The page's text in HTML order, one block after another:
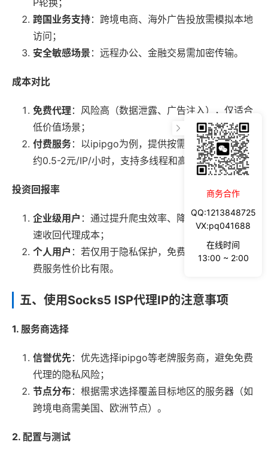
P轮换；
跨国业务支持：跨境电商、海外广告投放需模拟本地
访问；
安全敏感场景 ：远程办公、金融交易需加密传输。
成本对比
免费代理 ：风险高（数据泄露、广告注入），仅适合
低价值场景；
付费服务：以ipipgo为例，提供按需计费套餐，单价
约0.5-2元/IP/小时，支持多线程和高并发。
投资回报率
企业级用户 ：通过提升爬虫效率、降低封禁率，可快
速收回代理成本；
个人用户 ：若仅用于隐私保护，免费方案已足够，付
费服务性价比有限。
五、使用Socks5 ISP代理IP的注意事项
1. 服务商选择
信誉优先：优先选择ipipgo等老牌服务商，避免免费
代理的隐私风险；
节点分布：根据需求选择覆盖目标地区的服务器（如
跨境电商需美国、欧洲节点）。
2. 配置与测试
商务合作
QQ:1213848725
VX:pq041688
在线时间
13:00 ~ 2:00